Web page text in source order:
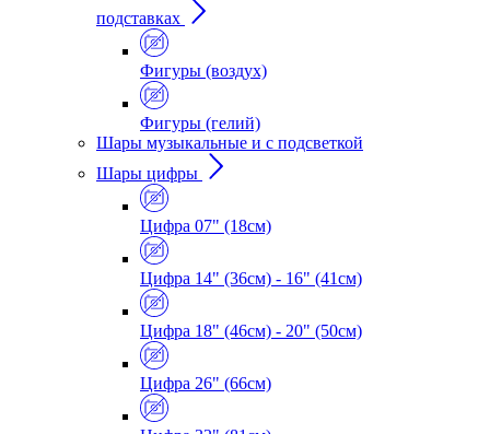
подставках
Фигуры (воздух)
Фигуры (гелий)
Шары музыкальные и с подсветкой
Шары цифры
Цифра 07" (18см)
Цифра 14" (36см) - 16" (41см)
Цифра 18" (46см) - 20" (50см)
Цифра 26" (66см)